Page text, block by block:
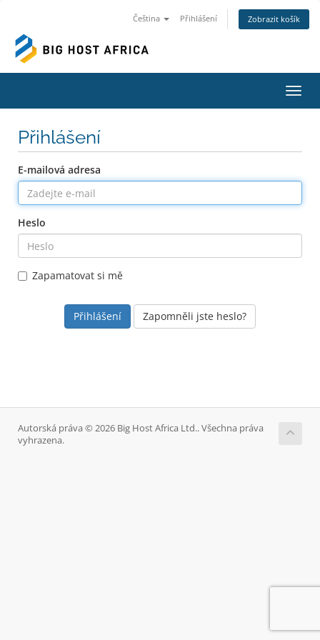
Čeština Přihlášení Zobrazit košík
Přihlášení
E-mailová adresa
Heslo
Zapamatovat si mě
Zapomněli jste heslo?
Autorská práva © 2026 Big Host Africa Ltd.. Všechna práva
vyhrazena.